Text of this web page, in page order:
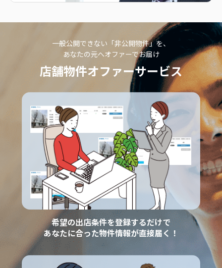
一般公開できない「非公開物件」を、
あなたの元へオファーでお届け
店舗物件オファーサービス
希望の出店条件を登録するだけで
あなたに合った物件情報が直接届く！